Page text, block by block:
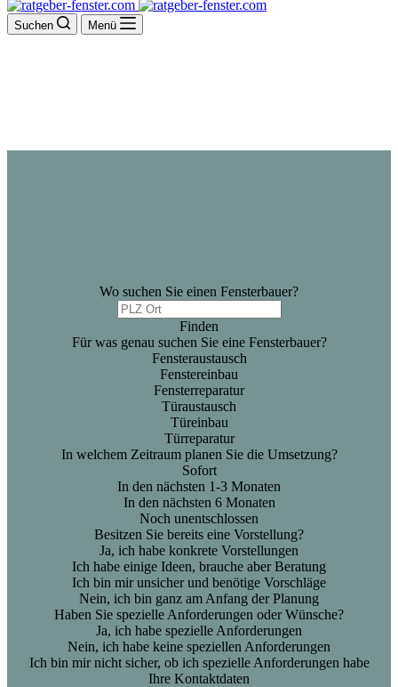
Suchen Menü
Wo suchen Sie einen Fensterbauer?
Finden
Für was genau suchen Sie eine Fensterbauer?
Fensteraustausch
Fenstereinbau
Fensterreparatur
Türaustausch
Türeinbau
Türreparatur
In welchem Zeitraum planen Sie die Umsetzung?
Sofort
In den nächsten 1-3 Monaten
In den nächsten 6 Monaten
Noch unentschlossen
Besitzen Sie bereits eine Vorstellung?
Ja, ich habe konkrete Vorstellungen
Ich habe einige Ideen, brauche aber Beratung
Ich bin mir unsicher und benötige Vorschläge
Nein, ich bin ganz am Anfang der Planung
Haben Sie spezielle Anforderungen oder Wünsche?
Ja, ich habe spezielle Anforderungen
Nein, ich habe keine speziellen Anforderungen
Ich bin mir nicht sicher, ob ich spezielle Anforderungen habe
Ihre Kontaktdaten